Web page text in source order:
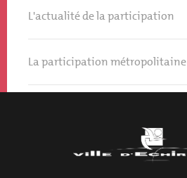
L'actualité de la participation
La participation métropolitaine